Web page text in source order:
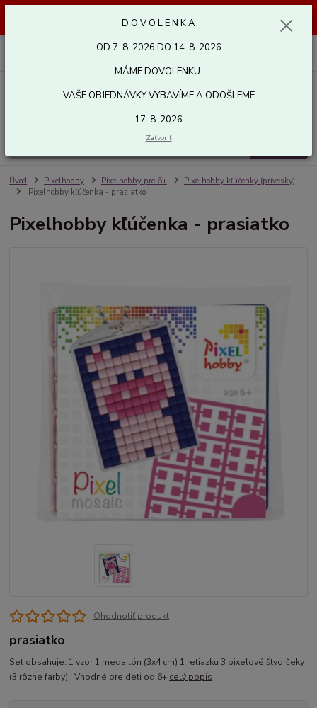
odošleme 17. 8. 2026. Ďakujeme.
Úvod Pixelhobby Pixelhobby pre 6+
Pixelhobby kľúčenky (prívesky)
Pixelhobby kľúčenka - prasiatko
Pixelhobby kľúčenka - prasiatko
Ohodnotiť produkt
prasiatko
Set obsahuje: 1 vzor 1 medailón (3x4 cm) 1 retiazku 3 pixelové štvorčeky
(3 rôzne farby) Vhodné pre deti od 6+ celý popis
D O V O L E N K A
OD 7. 8. 2026 DO 14. 8. 2026
MÁME DOVOLENKU.
VAŠE OBJEDNÁVKY VYBAVÍME A ODOŠLEME
17. 8. 2026
Zatvoriť